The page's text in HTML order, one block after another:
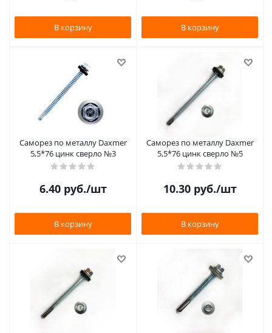
В корзину В корзину
Саморез по металлу Daxmer
5,5*76 цинк сверло №3
6.40руб./шт
В корзину
Саморез по металлу Daxmer
5,5*76 цинк сверло №5
10.30руб./шт
В корзину